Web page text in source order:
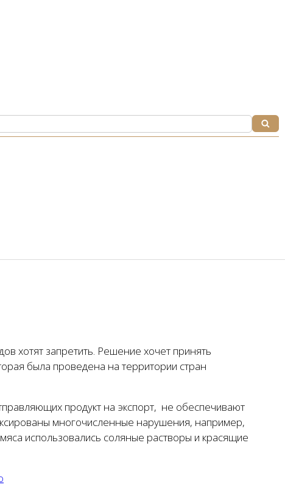
хотят запретить. Решение хочет принять
была проведена на территории стран
продукт на экспорт, не обеспечивают
многочисленные нарушения, например,
использовались соляные растворы и красящие